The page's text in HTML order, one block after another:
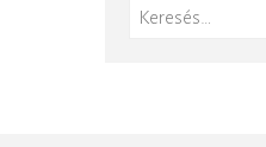
Keresés: